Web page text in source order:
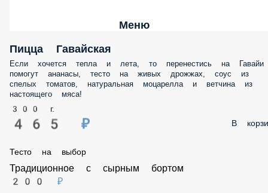
Меню
Пицца Гавайская
Если хочется тепла и лета, то перенестись на Гавайи помогут ананасы,
тесто на живых дрожжах, соус из спелых томатов, натуральная
моцарелла и ветчина из настоящего мяса!
300 г.
465 ₽
Традиционное с сырным бортом
200 ₽